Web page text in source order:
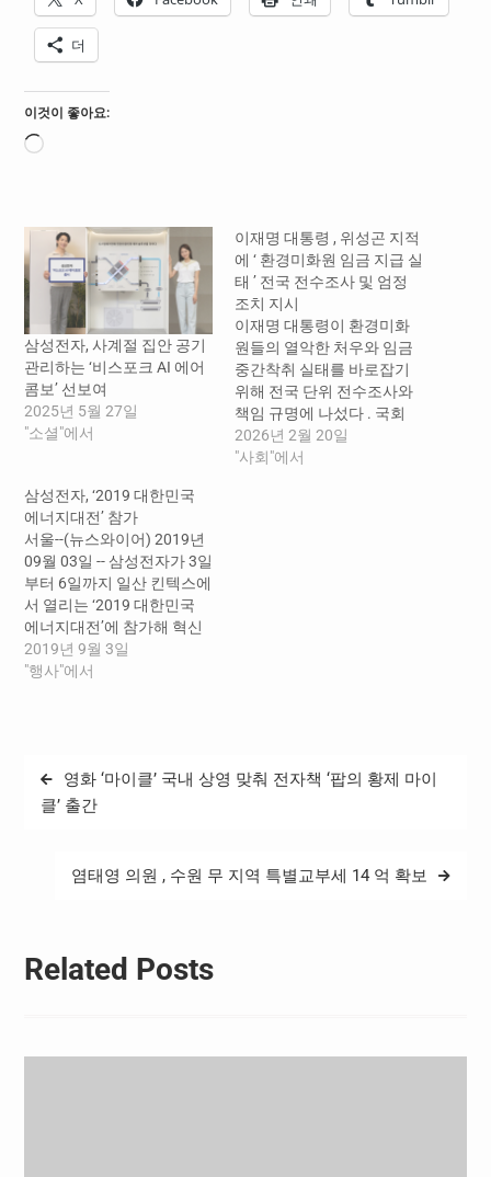
더
이것이 좋아요:
로
삼성전자, 사계절 집안 공기
관리하는 ‘비스포크 AI 에어
콤보’ 선보여
2025년 5월 27일
"소셜"에서
이재명 대통령 , 위성곤 지적
에 ‘ 환경미화원 임금 지급 실
태 ’ 전국 전수조사 및 엄정
조치 지시
이재명 대통령이 환경미화
원들의 열악한 처우와 임금
중간착취 실태를 바로잡기
위해 전국 단위 전수조사와
책임 규명에 나섰다 . 국회
행정안전위원회 소속 위성
곤 의원 ( 제주 서귀포시 ) 이
2026년 2월 20일
"사회"에서
삼성전자, ‘2019 대한민국
에너지대전’ 참가
서울--(뉴스와이어) 2019년
09월 03일 -- 삼성전자가 3일
부터 6일까지 일산 킨텍스에
서 열리는 ‘2019 대한민국
에너지대전’에 참가해 혁신
적인 에너지 절감 기술을 선
보인다. 산업통상자원부 주
대 규모의 에너지 관련 종합
전시회다. 삼성전자는 6월
로 전시장을 구성했다.…
2019년 9월 3일
"행사"에서
글
탐
영화 ‘마이클’ 국내 상영 맞춰 전자책 ‘팝의 황제 마이
클’ 출간
염태영 의원 , 수원 무 지역 특별교부세 14 억 확보
Related Posts